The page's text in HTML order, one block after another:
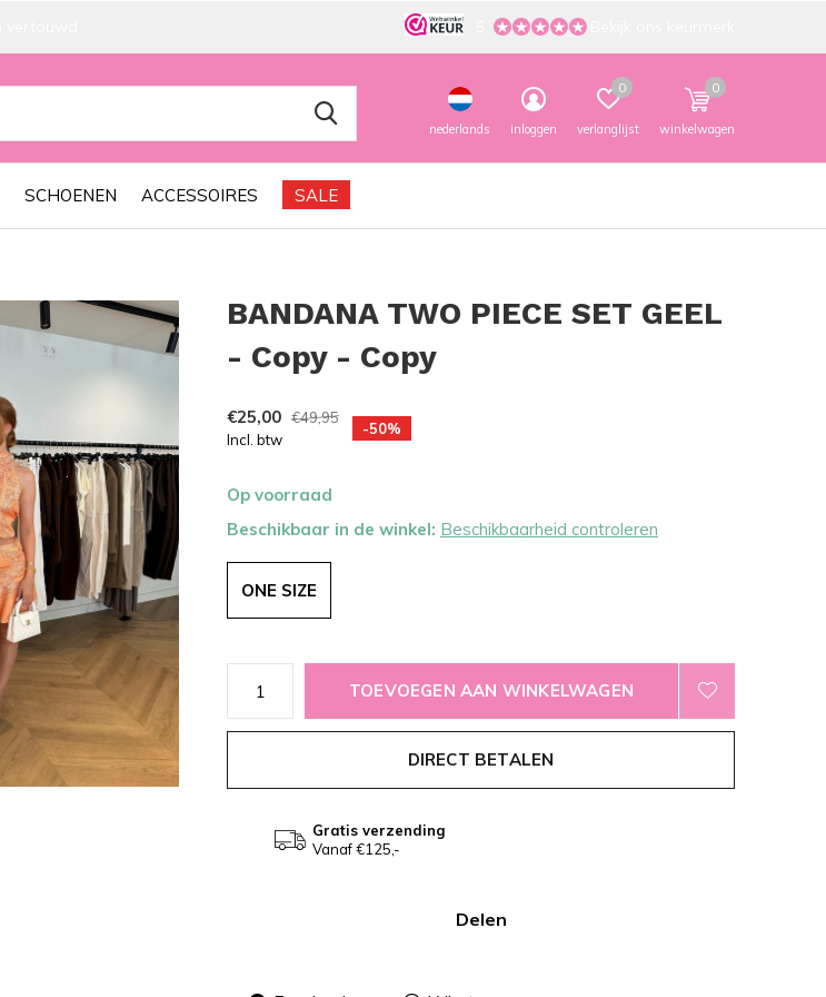
SCHOENEN ACCESSOIRES SALE
nederlands inloggen verlanglijst
0
winkelwagen
0
BANDANA TWO PIECE SET GEEL
- Copy - Copy
€25,00 €49,95
Incl. btw
-50%
Op voorraad
Beschikbaar in de winkel: Beschikbaarheid controleren
ONE SIZE
TOEVOEGEN AAN WINKELWAGEN
DIRECT BETALEN
Gratis verzending
Vanaf €125,-
Delen